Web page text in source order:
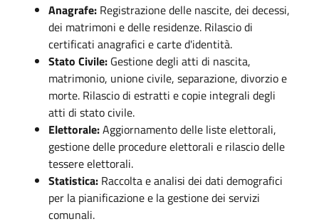
Anagrafe: Registrazione delle nascite, dei decessi,
dei matrimoni e delle residenze. Rilascio di
certificati anagrafici e carte d'identità.
Stato Civile: Gestione degli atti di nascita,
matrimonio, unione civile, separazione, divorzio e
morte. Rilascio di estratti e copie integrali degli
atti di stato civile.
Elettorale:Aggiornamento delle liste elettorali,
gestione delle procedure elettorali e rilascio delle
tessere elettorali.
Statistica: Raccolta e analisi dei dati demografici
per la pianificazione e la gestione dei servizi
comunali.